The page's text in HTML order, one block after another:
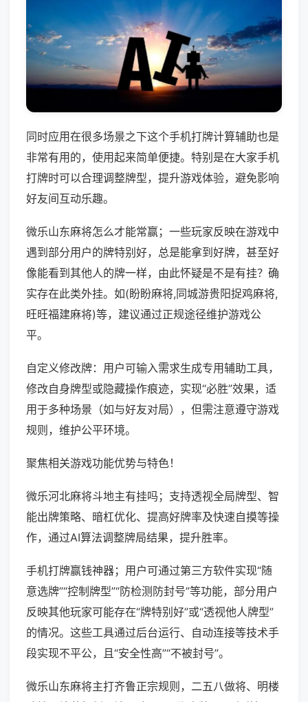
同时应用在很多场景之下这个手机打牌计算辅助也是
非常有用的，使用起来简单便捷。特别是在大家手机
打牌时可以合理调整牌型，提升游戏体验，避免影响
好友间互动乐趣。
微乐山东麻将怎么才能常赢；一些玩家反映在游戏中
遇到部分用户的牌特别好，总是能拿到好牌，甚至好
像能看到其他人的牌一样，由此怀疑是不是有挂？确
实存在此类外挂。如(盼盼麻将,同城游贵阳捉鸡麻将,
旺旺福建麻将)等，建议通过正规途径维护游戏公
平。
自定义修改牌：用户可输入需求生成专用辅助工具，
修改自身牌型或隐藏操作痕迹，实现“必胜”效果，适
用于多种场景（如与好友对局），但需注意遵守游戏
规则，维护公平环境。
聚焦相关游戏功能优势与特色！
微乐河北麻将斗地主有挂吗；支持透视全局牌型、智
能出牌策略、暗杠优化、提高好牌率及快速自摸等操
作，通过AI算法调整牌局结果，提升胜率。
手机打牌赢钱神器；用户可通过第三方软件实现“随
意选牌”“控制牌型”“防检测防封号”等功能，部分用户
反映其他玩家可能存在“牌特别好”或“透视他人牌型”
的情况。这些工具通过后台运行、自动连接等技术手
段实现不平公，且“安全性高”“不被封号”。
微乐山东麻将主打齐鲁正宗规则，二五八做将、明楼